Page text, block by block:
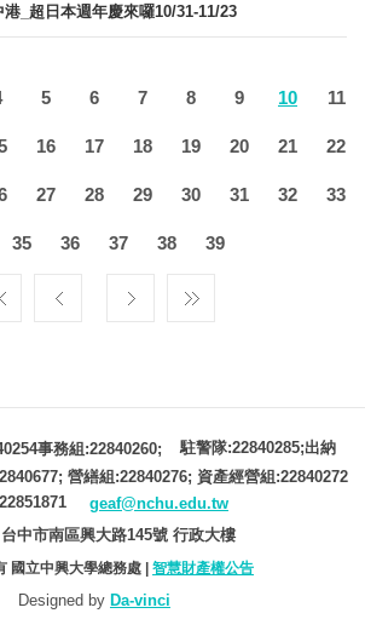
港_超日本週年慶來囉10/31-11/23
5 6 7 8 9 10 11
16 17 18 19 20 21 22
27 28 29 30 31 32 33
35 36 37 38 39
事務組:22840260;
駐警隊:22840285;出納
營繕組:22840276; 資產經營組:22840272
geaf@nchu.edu.tw
中市南區興大路145號 行政大樓
國立中興大學總務處 | 智慧財產權公告
Designed by Da-vinci